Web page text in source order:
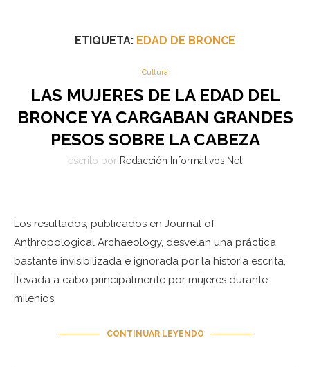
ETIQUETA: EDAD DE BRONCE
Cultura
LAS MUJERES DE LA EDAD DEL
BRONCE YA CARGABAN GRANDES
PESOS SOBRE LA CABEZA
escrito por Redacción Informativos.Net
Los resultados, publicados en Journal of
Anthropological Archaeology, desvelan una práctica
bastante invisibilizada e ignorada por la historia escrita,
llevada a cabo principalmente por mujeres durante
milenios.
CONTINUAR LEYENDO